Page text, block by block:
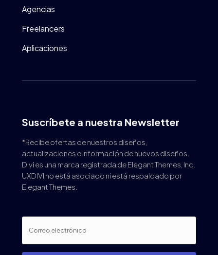
Agencias
Freelancers
Aplicaciones
Suscríbete a nuestra Newsletter
*Recibe ofertas de nuestros diseños,
actualizaciones e información de nuevos diseños.
Divi es una marca registrada de Elegant Themes, Inc.
UXDIVI no está asociado ni está respaldado por
Elegant Themes.